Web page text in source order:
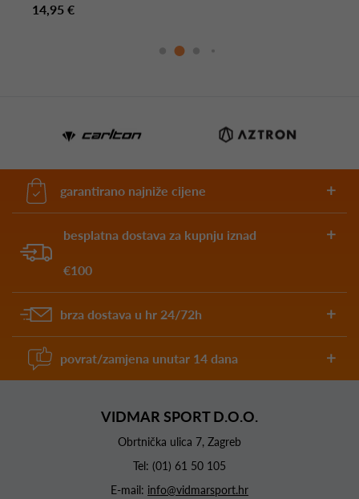
14,95 €
garantirano najniže cijene
besplatna dostava za kupnju iznad
€100
brza dostava u hr 24/72h
povrat/zamjena unutar 14 dana
VIDMAR SPORT D.O.O.
Obrtnička ulica 7, Zagreb
Tel: (01) 61 50 105
E-mail: info@vidmarsport.hr